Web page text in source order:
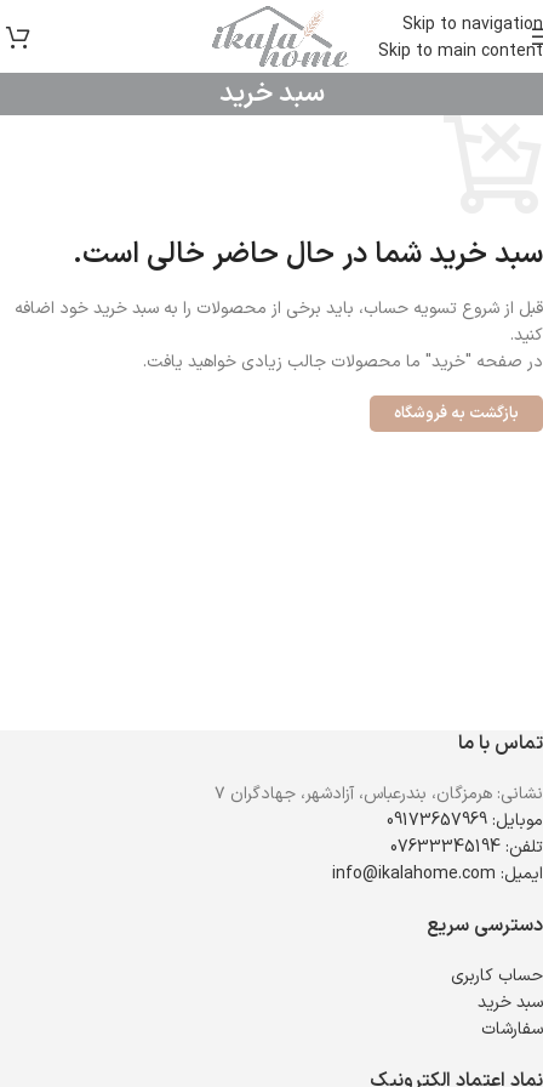
Skip to navigation
Skip to main content
سبد خرید
سبد خرید شما در حال حاضر خالی است.
قبل از شروع تسویه حساب، باید برخی از محصولات را به سبد خرید خود اضافه
کنید.
در صفحه "خرید" ما محصولات جالب زیادی خواهید یافت.
بازگشت به فروشگاه
تماس با ما
نشانی: هرمزگان، بندرعباس، آزادشهر، جهادگران ۷
موبایل: 09173657969
تلفن: 07633345194
ایمیل: info@ikalahome.com
دسترسی سریع
حساب کاربری
سبد خرید
سفارشات
نماد اعتماد الکترونیک